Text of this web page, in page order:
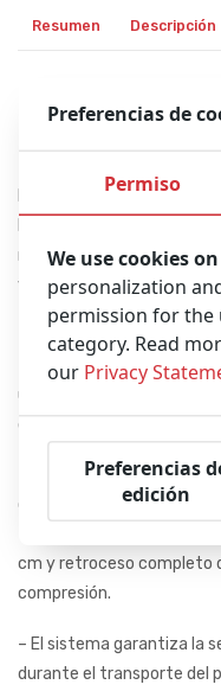
Resumen Descripción
Los sistemas de
nivel mundial, ofreciendo
y conformes con las guías
terreno, durante el
– El LUCAS 3 realiza
uniformes en frecuencia y
eficaz en cualquier entorno
– El dispositivo es ligero,
compresiones que
cm y retroceso completo
compresión.
– El sistema garantiza la
durante el transporte del
Preferencias de
Permiso
We use cookies
personalization
permission for the
category. Read
our Privacy
Preferencias
edición